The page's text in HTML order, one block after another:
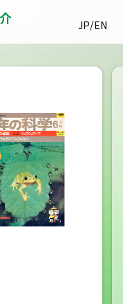
JP/EN